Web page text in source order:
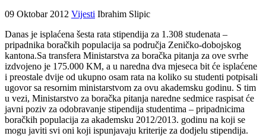
09 Oktobar 2012 Vijesti Ibrahim Slipic
Danas je isplaćena šesta rata stipendija za 1.308 studenata –
pripadnika boračkih populacija sa područja Zeničko-dobojskog
kantona.Sa transfera Ministarstva za boračka pitanja za ove svrhe
izdvojeno je 175.000 KM, a u naredna dva mjeseca bit će isplaćene
i preostale dvije od ukupno osam rata na koliko su studenti potpisali
ugovor sa resornim ministarstvom za ovu akademsku godinu. S tim
u vezi, Ministarstvo za boračka pitanja naredne sedmice raspisat će
javni poziv za odobravanje stipendija studentima – pripadnicima
boračkih populacija za akademsku 2012/2013. godinu na koji se
mogu javiti svi oni koji ispunjavaju kriterije za dodjelu stipendija.